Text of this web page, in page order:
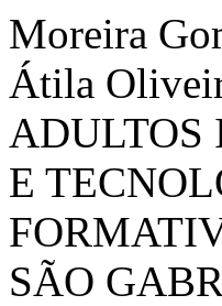
Moreira
Átila
ADULTOS
E
SÃO